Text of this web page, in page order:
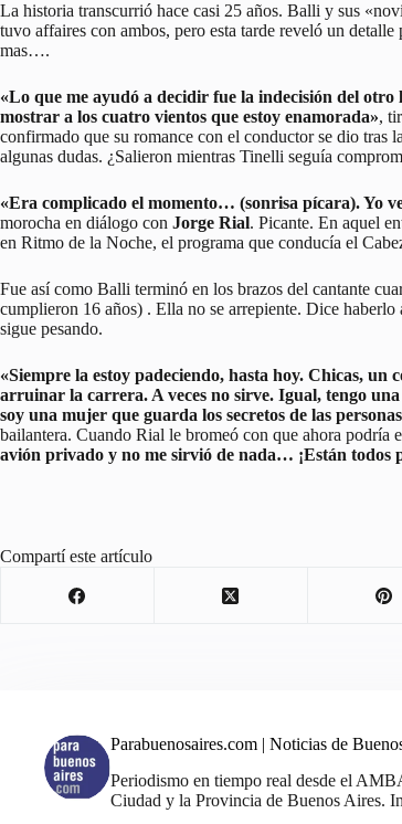
La historia transcurrió hace casi 25 años. Balli y sus
tuvo affaires con ambos, pero esta tarde reveló un
mas….
«Lo que me ayudó a decidir fue la indecisión del otro
mostrar a los cuatro vientos que estoy enamorada»,
confirmado que su romance con el conductor se dio tras
algunas dudas. ¿Salieron mientras Tinelli seguía
«Era complicado el momento… (sonrisa pícara). Yo
morocha en diálogo con Jorge Rial. Picante. En aquel
en Ritmo de la Noche, el programa que conducía el
Fue así como Balli terminó en los brazos del cantante
cumplieron 16 años) . Ella no se arrepiente. Dice
sigue pesando.
«Siempre la estoy padeciendo, hasta hoy. Chicas, un
arruinar la carrera. A veces no sirve. Igual, tengo
soy una mujer que guarda los secretos de las
bailantera. Cuando Rial le bromeó con que ahora
avión privado y no me sirvió de nada… ¡Están todos
Compartí este artículo
Parabuenosaires.com | Noticias de
Periodismo en tiempo real desde el
Ciudad y la Provincia de Buenos Aires.